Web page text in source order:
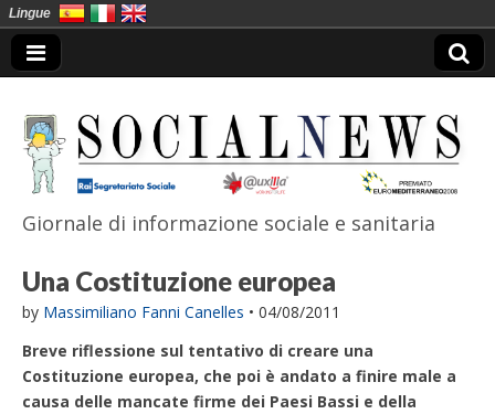
SocialNews
Giornale di informazione sociale e sanitaria
Una Costituzione europea
by Massimiliano Fanni Canelles • 04/08/2011
Breve riflessione sul tentativo di creare una
Costituzione europea, che poi è andato a finire male a
causa delle mancate firme dei Paesi Bassi e della
Lingue